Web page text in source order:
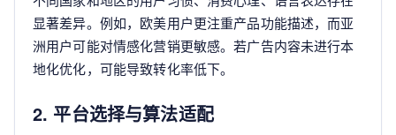
显著差异。例如，欧美用户更注重产品功能描述，而亚
洲用户可能对情感化营销更敏感。若广告内容未进行本
地化优化，可能导致转化率低下。
2. 平台选择与算法适配